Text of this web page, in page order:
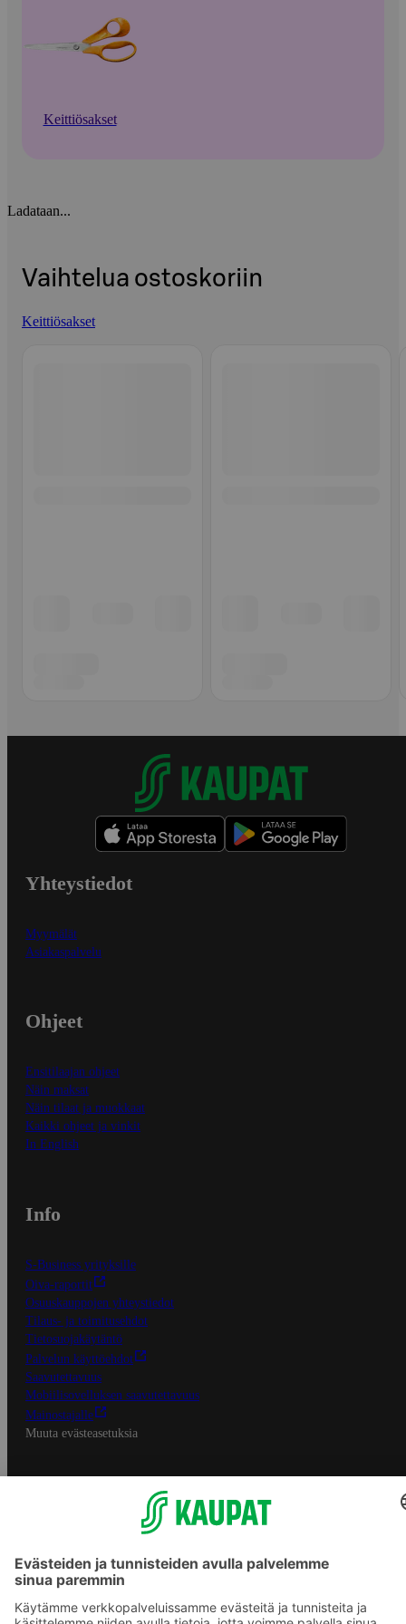
Keittiösakset
Ladataan...
Vaihtelua ostoskoriin
Keittiösakset
Yhteystiedot
Myymälät
Asiakaspalvelu
Ohjeet
Ensitilaajan ohjeet
Näin maksat
Näin tilaat ja muokkaat
Kaikki ohjeet ja vinkit
In English
Info
S-Business yrityksille
Oiva-raportit
Osuuskauppojen yhteystiedot
Tilaus- ja toimitusehdot
Tietosuojakäytäntö
Palvelun käyttöehdot
Saavutettavuus
Mobiilisovelluksen saavutettavuus
Mainostajalle
Muuta evästeasetuksia
S-ryhmän palvelut
S-ryhmä
Asiakasomistajuus
S-ostoslista -sovellus